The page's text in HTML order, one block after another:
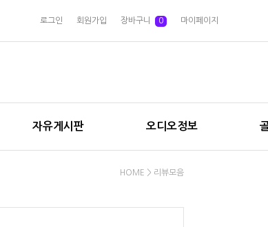
로그인 회원가입 장바구니 0 마이페이지
자유게시판 오디오정보
HOME > 리뷰모음